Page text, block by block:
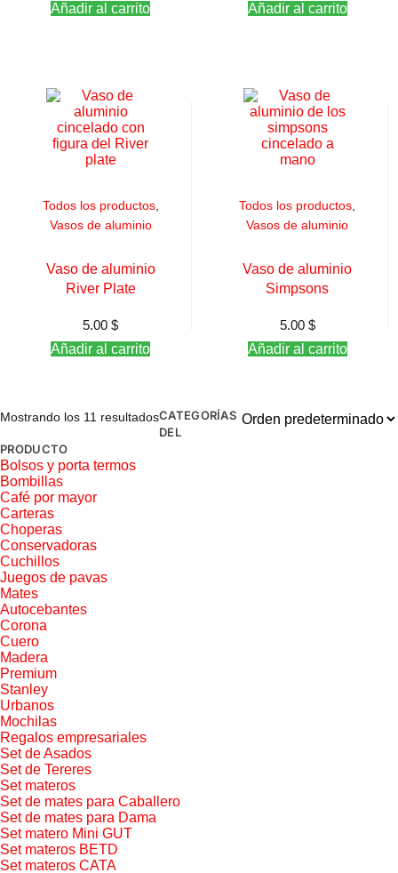
Añadir al carrito
Añadir al carrito
Todos los productos,
Vasos de aluminio
Vaso de aluminio
River Plate
5.00$
Añadir al carrito
Todos los productos
Vasos de aluminio
Vaso de aluminio
Simpsons
5.00 $
Añadir al carrito
Mostrando los 11 resultadosCATEGORÍAS
DEL
PRODUCTO
Bolsos y porta termos
Bombillas
Café por mayor
Carteras
Choperas
Conservadoras
Cuchillos
Juegos de pavas
Mates
Autocebantes
Corona
Cuero
Madera
Premium
Stanley
Urbanos
Mochilas
Regalos empresariales
Set de Asados
Set de Tereres
Set materos
Set de mates para Caballero
Set de mates para Dama
Set matero Mini GUT
Set materos BETD
Set materos CATA